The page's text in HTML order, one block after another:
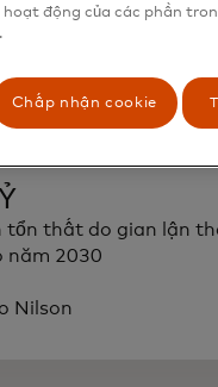
từ năm 2020 đến
tổn thất do gian lận
năm 2030
Nilson
hoạt động của các phần
Chấp nhận cookie